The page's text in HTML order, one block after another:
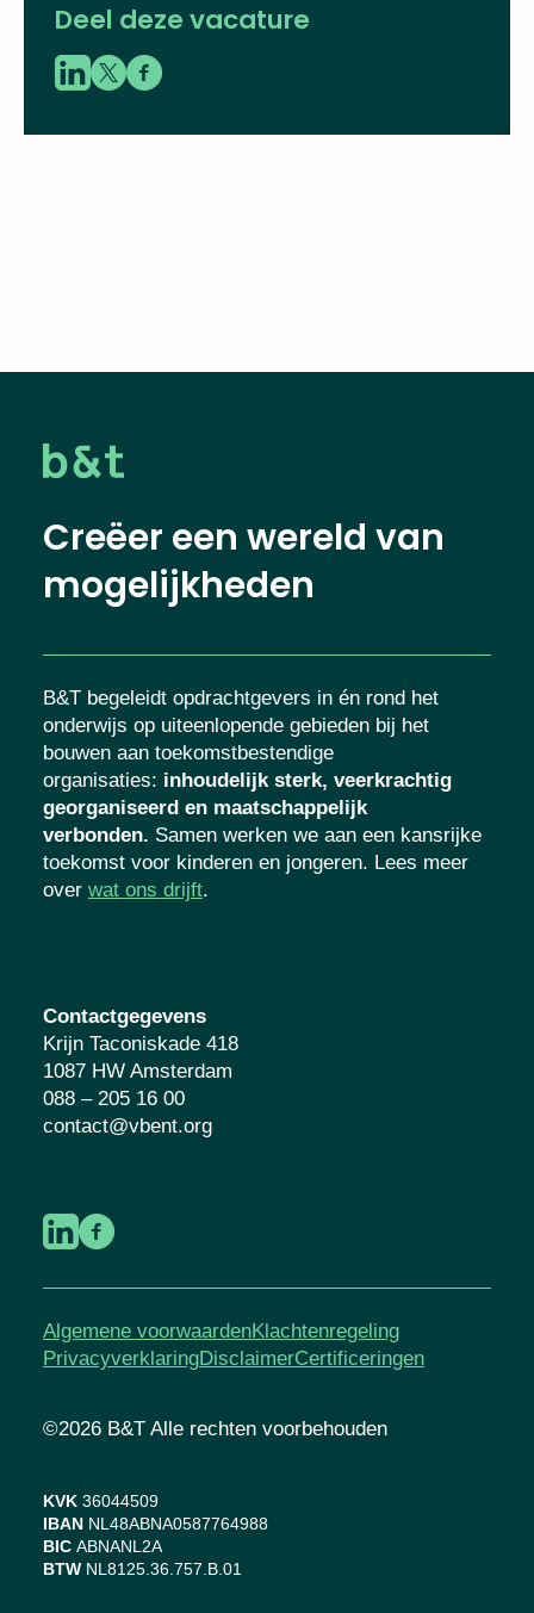
Deel deze vacature
Creëer een wereld van
mogelijkheden
B&T begeleidt opdrachtgevers in én rond het
onderwijs op uiteenlopende gebieden bij het
bouwen aan toekomstbestendige
organisaties: inhoudelijk sterk, veerkrachtig
georganiseerd en maatschappelijk
verbonden. Samen werken we aan een kansrijke
toekomst voor kinderen en jongeren. Lees meer
over wat ons drijft.
Contactgegevens
Krijn Taconiskade 418
1087 HW Amsterdam
088 – 205 16 00
contact@vbent.org
Algemene voorwaardenKlachtenregeling
PrivacyverklaringDisclaimerCertificeringen
©2026 B&T Alle rechten voorbehouden
KVK 36044509
IBAN NL48ABNA0587764988
BIC ABNANL2A
BTW NL8125.36.757.B.01